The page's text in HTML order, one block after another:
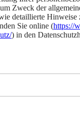
Zweck der
detaillierte Hinweise
Sie online (https://
) in den